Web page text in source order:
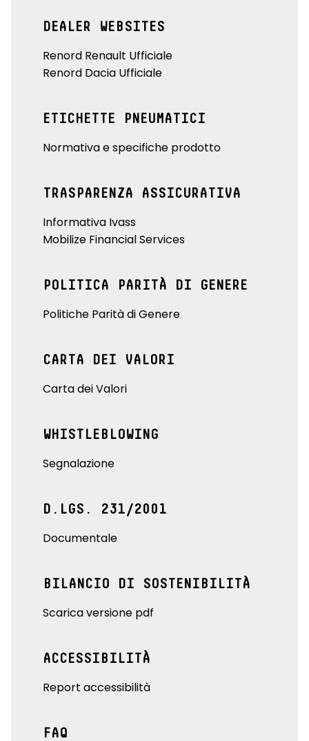
DEALER WEBSITES
Renord Renault Ufficiale
Renord Dacia Ufficiale
ETICHETTE PNEUMATICI
Normativa e specifiche prodotto
TRASPARENZA ASSICURATIVA
Informativa Ivass
Mobilize Financial Services
POLITICA PARITÀ DI GENERE
Politiche Parità di Genere
CARTA DEI VALORI
Carta dei Valori
WHISTLEBLOWING
Segnalazione
D.LGS. 231/2001
Documentale
BILANCIO DI SOSTENIBILITÀ
Scarica versione pdf
ACCESSIBILITÀ
Report accessibilità
FAQ